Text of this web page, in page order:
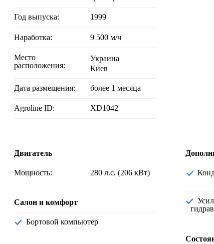
Год выпуска: 1999
Наработка: 9 500 м/ч
Место
расположения:
Украина
Киев
Дата размещения: более 1 месяца
Agroline ID: XD1042
Двигатель
Мощность: 280 л.с. (206 кВт)
Салон и комфорт
Бортовой компьютер